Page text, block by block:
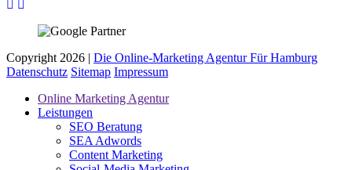
Copyright 2026 | Die Online-Marketing Agentur Für Hamburg
Datenschutz Sitemap Impressum
Online Marketing Agentur
Leistungen
SEO Beratung
SEA Adwords
Content Marketing